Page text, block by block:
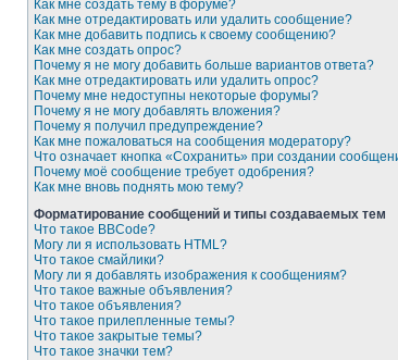
Как мне создать тему в форуме?
Как мне отредактировать или удалить сообщение?
Как мне добавить подпись к своему сообщению?
Как мне создать опрос?
Почему я не могу добавить больше вариантов ответа?
Как мне отредактировать или удалить опрос?
Почему мне недоступны некоторые форумы?
Почему я не могу добавлять вложения?
Почему я получил предупреждение?
Как мне пожаловаться на сообщения модератору?
Что означает кнопка «Сохранить» при создании
Почему моё сообщение требует одобрения?
Как мне вновь поднять мою тему?
Форматирование сообщений и типы создаваемых тем
Что такое BBCode?
Могу ли я использовать HTML?
Что такое смайлики?
Могу ли я добавлять изображения к сообщениям?
Что такое важные объявления?
Что такое объявления?
Что такое прилепленные темы?
Что такое закрытые темы?
Что такое значки тем?